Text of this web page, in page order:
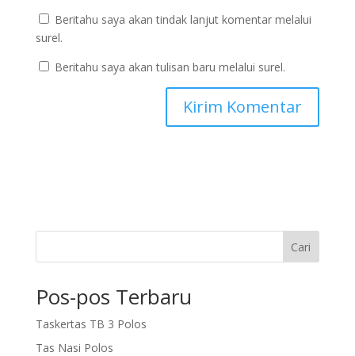
Beritahu saya akan tindak lanjut komentar melalui
surel.
Beritahu saya akan tulisan baru melalui surel.
Cari
Pos-pos Terbaru
Taskertas TB 3 Polos
Tas Nasi Polos